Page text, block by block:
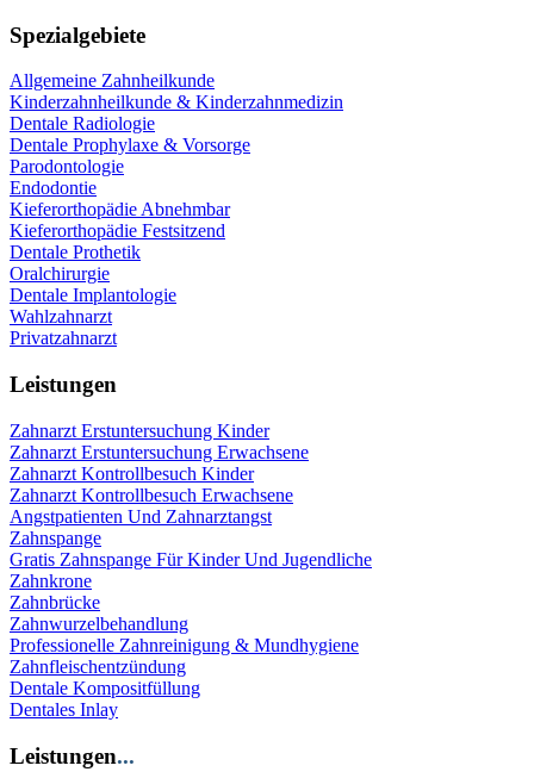
Spezialgebiete
Allgemeine Zahnheilkunde
Kinderzahnheilkunde & Kinderzahnmedizin
Dentale Radiologie
Dentale Prophylaxe & Vorsorge
Parodontologie
Endodontie
Kieferorthopädie Abnehmbar
Kieferorthopädie Festsitzend
Dentale Prothetik
Oralchirurgie
Dentale Implantologie
Wahlzahnarzt
Privatzahnarzt
Leistungen
Zahnarzt Erstuntersuchung Kinder
Zahnarzt Erstuntersuchung Erwachsene
Zahnarzt Kontrollbesuch Kinder
Zahnarzt Kontrollbesuch Erwachsene
Angstpatienten Und Zahnarztangst
Zahnspange
Gratis Zahnspange Für Kinder Und Jugendliche
Zahnkrone
Zahnbrücke
Zahnwurzelbehandlung
Professionelle Zahnreinigung & Mundhygiene
Zahnfleischentzündung
Dentale Kompositfüllung
Dentales Inlay
Leistungen...